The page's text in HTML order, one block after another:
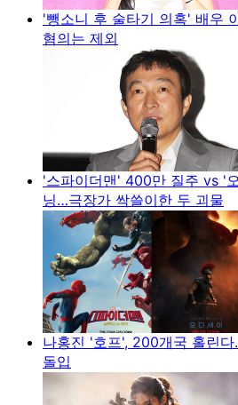
'뺑소니 후 술타기 의혹' 배우
혐의는 제외
'스파이더맨' 400만 질주 vs '
닝…극장가 싹쓸이한 두 괴물
나홍진 '호프', 200개국 홀린
돌입